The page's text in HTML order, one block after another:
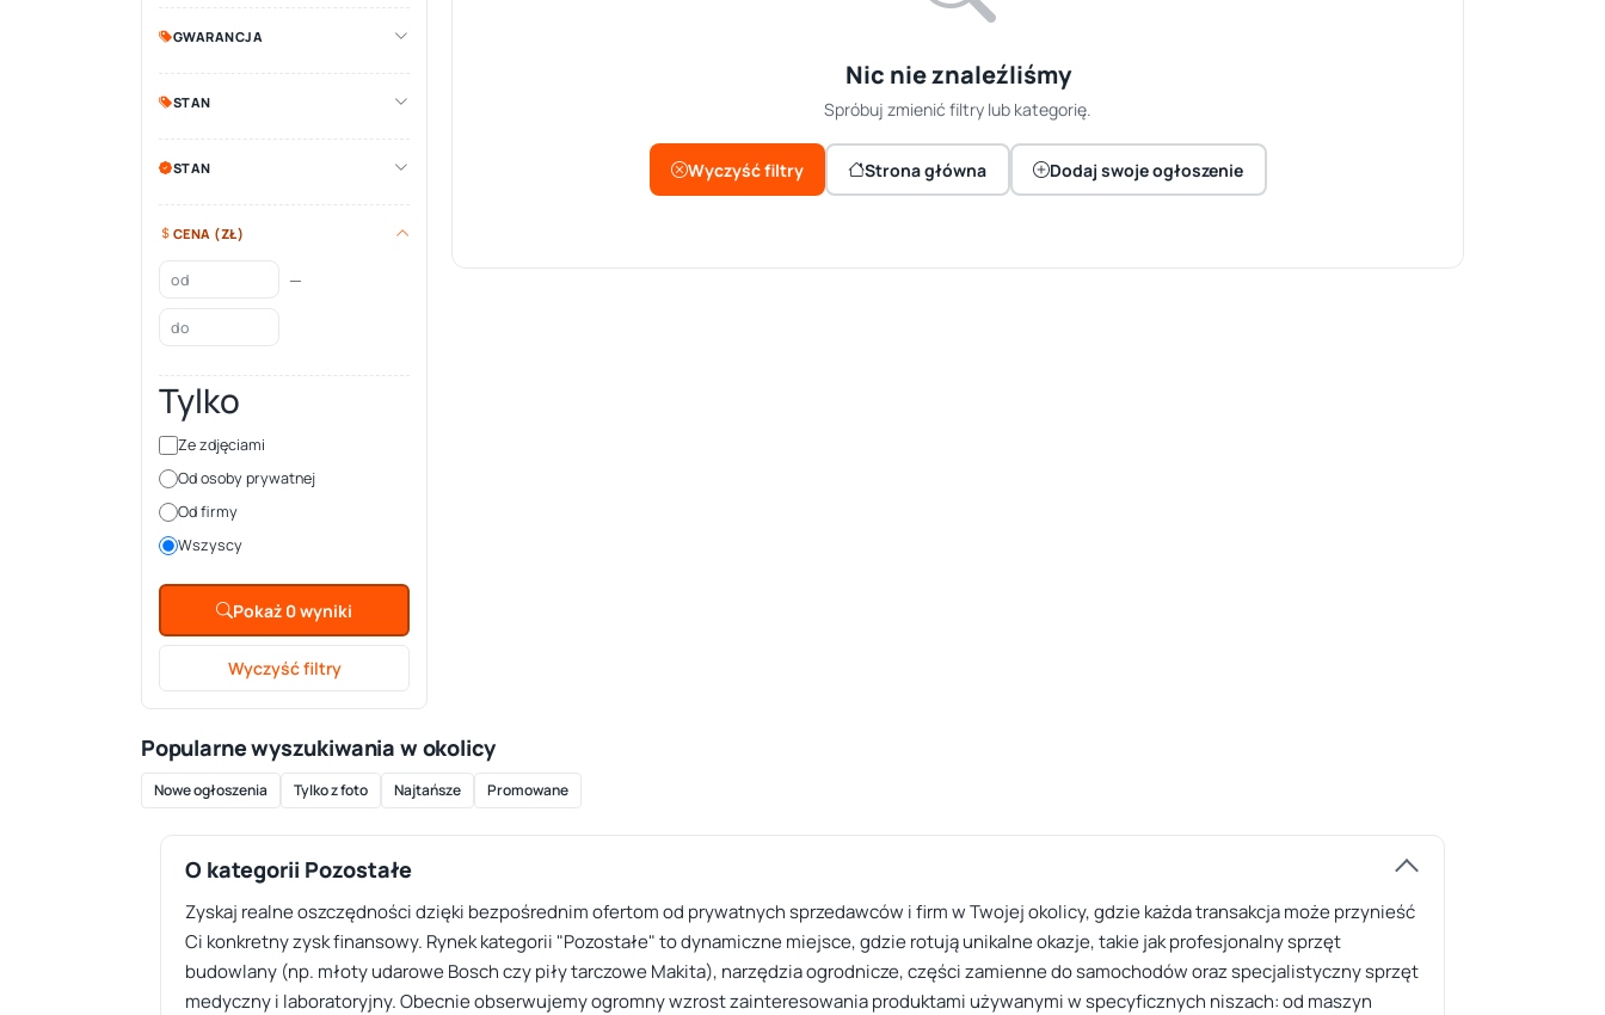
GWARANCJA
STAN
STAN
CENA (ZŁ)
—
Tylko
Ze zdjęciami
Od osoby prywatnej
Od firmy
Wszyscy
Pokaż 0 wyniki
Wyczyść filtry
Nic nie znaleźliśmy
Spróbuj zmienić filtry lub kategorię.
Wyczyść filtry Strona główna Dodaj swoje ogłoszenie
Popularne wyszukiwania w okolicy
Nowe ogłoszenia Tylko z foto Najtańsze Promowane
O kategorii Pozostałe
Zyskaj realne oszczędności dzięki bezpośrednim ofertom od prywatnych sprzedawców i firm w Twojej okolicy, gdzie każda transakcja może przynieść
Ci konkretny zysk finansowy. Rynek kategorii "Pozostałe" to dynamiczne miejsce, gdzie rotują unikalne okazje, takie jak profesjonalny sprzęt
budowlany (np. młoty udarowe Bosch czy piły tarczowe Makita), narzędzia ogrodnicze, części zamienne do samochodów oraz specjalistyczny sprzęt
medyczny i laboratoryjny. Obecnie obserwujemy ogromny wzrost zainteresowania produktami używanymi w specyficznych niszach: od maszyn